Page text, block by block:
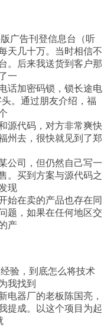
广告刊登信息台（听
天几十万。当时相信不
。后来我送货到客户那
一
话加密码锁，锁长途电
头。通过朋友介绍，福
源代码，对方非常爽快
州去，很快就见到了郑
公司，但仍然自己写一
。买到方案与源代码之
现
始在卖的产品也存在同
题，如果在任何地区交
产
验，到底怎么将技术
我找到
电器厂的老板陈国亮，
提成。以这个项目为起